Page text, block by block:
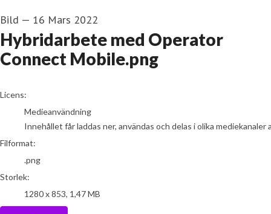
Bild — 16 Mars 2022
Hybridarbete med Operator
Connect Mobile.png
go to media item
Licens:
Medieanvändning
Innehållet får laddas ner, användas och delas i olika
Filformat:
.png
Storlek:
1280 x 853, 1,47 MB